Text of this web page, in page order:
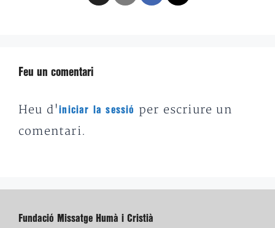
Feu un comentari
Heu d'iniciar la sessió
per escriure un
comentari.
Fundació Missatge Humà i Cristià